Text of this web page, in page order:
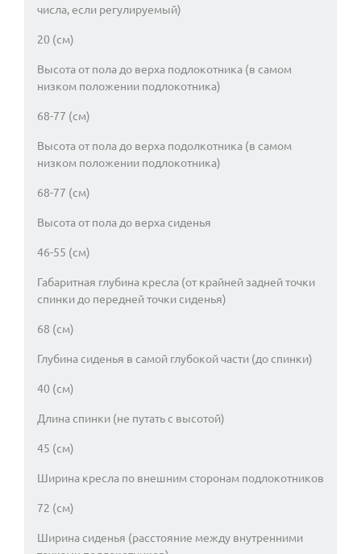
числа, если регулируемый)
20 (см)
Высота от пола до верха подлокотника (в самом
низком положении подлокотника)
68-77 (см)
Высота от пола до верха подолкотника (в самом
низком положении подлокотника)
68-77 (см)
Высота от пола до верха сиденья
46-55 (см)
Габаритная глубина кресла (от крайней задней точки
спинки до передней точки сиденья)
68 (см)
Глубина сиденья в самой глубокой части (до спинки)
40 (см)
Длина спинки (не путать с высотой)
45 (см)
Ширина кресла по внешним сторонам подлокотников
72 (см)
Ширина сиденья (расстояние между внутренними